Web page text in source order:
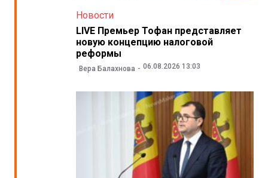
Новости
LIVE Премьер Тофан представляет
новую концепцию налоговой
реформы
Вера Балахнова 06.08.2026 13:03